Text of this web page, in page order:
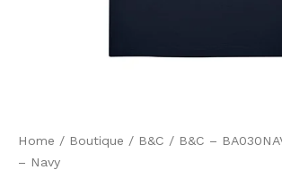
Home / Boutique / B&C / B&C –
– Navy